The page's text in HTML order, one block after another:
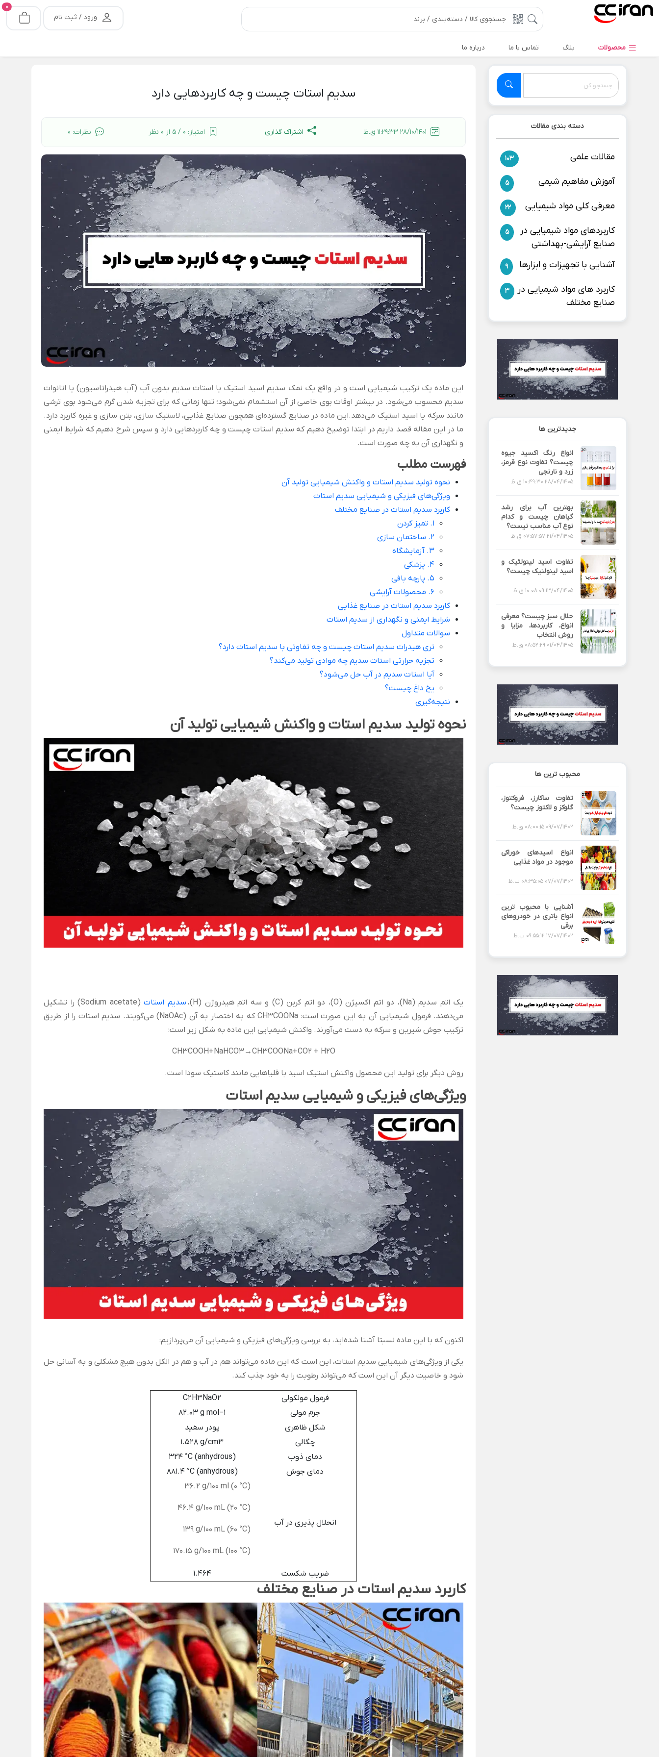
ورود / ثبت نام
0
محصولات بلاگ تماس با ما درباره ما
دسته بندی مقالات
مقالات علمی 103
آموزش مفاهیم شیمی 5
معرفی کلی مواد شیمیایی 22
کاربردهای مواد شیمیایی در
صنایع آرایشی-بهداشتی
5
آشنایی با تجهیزات و ابزارها 9
کاربرد های مواد شیمیایی در
صنایع مختلف
3
جدیدترین ها
انواع رنگ اکسید جیوه
چیست؟ تفاوت نوع قرمز،
زرد و نارنجی
28/04/1405 10:49:30 ق.ظ
بهترین آب برای رشد
گیاهان چیست و کدام
نوع آب مناسب نیست؟
21/04/1405 07:57:57 ق.ظ
تفاوت اسید لینولئیک و
اسید لینولنیک چیست؟
13/04/1405 10:08:09 ق.ظ
حلال سبز چیست؟ معرفی
انواع، کاربردها، مزایا و
روش انتخاب
01/04/1405 08:52:29 ق.ظ
محبوب ترین ها
تفاوت ساکارز، فروکتوز،
گلوکز و لاکتوز چیست؟
09/07/1402 08:00:15 ق.ظ
انواع اسیدهای خوراکی
موجود در مواد غذایی
07/07/1402 08:35:05 ب.ظ
آشنایی با محبوب ترین
انواع باتری در خودروهای
برقی
17/07/1402 09:55:12 ب.ظ
سدیم استات چیست و چه کاربردهایی دارد
اشتراک گذاری امتیاز: 0 / 5 از 0 نظر نظرات: 0
این ماده یک ترکیب شیمیایی است و در واقع یک نمک سدیم اسید استیک یا استات سدیم بدون آب (آب هیدراتاسیون) یا اتانوات
سدیم محسوب می‌شود. در بیشتر اوقات بوی خاصی از آن استشمام نمی‌شود؛ تنها زمانی که برای تجزیه شدن گرم می‌شود بوی ترشی
مانند سرکه یا اسید استیک می‌دهد.این ماده در صنایع گسترده‌ای همچون صنایع غذایی، لاستیک سازی، بتن سازی و غیره کاربرد دارد.
ما در این مقاله قصد داریم در ابتدا توضیح دهیم که سدیم استات چیست و چه کاربردهایی دارد و سپس شرح دهیم که شرایط ایمنی
و نگهداری آن به چه صورت است.
فهرست مطلب
نحوه تولید سدیم استات و واکنش شیمیایی تولید آن
ویژگی‌های فیزیکی و شیمیایی سدیم استات
کاربرد سدیم استات در صنایع مختلف
1. تمیز کردن
2. ساختمان سازی
3. آزمایشگاه
4. پزشکی
5. پارچه بافی
6. محصولات آرایشی
کاربرد سدیم استات در صنایع غذایی
شرایط ایمنی و نگهداری از سدیم استات
سوالات متداول
تری هیدرات سدیم استات چیست و چه تفاوتی با سدیم استات دارد؟
تجزیه حرارتی استات سدیم چه موادی تولید می‌کند؟
آیا استات سدیم در آب حل می‌شود؟
یخ داغ چیست؟
نتیجه‌گیری
نحوه تولید سدیم استات و واکنش شیمیایی تولید آن
یک اتم سدیم (Na)، دو اتم اکسیژن (O)، دو اتم کربن (C) و سه اتم هیدروژن (H)، سدیم استات
(Sodium acetate) را تشکیل
می‌دهند. فرمول شیمیایی آن به این صورت است: CH3COONa که به اختصار به آن (NaOAc) می‌گویند. سدیم استات را از طریق
ترکیب جوش شیرین و سرکه به دست می‌آورند. واکنش شیمیایی این ماده به شکل زیر است:
CH3COOH+NaHCO3→CH3COONa+CO2 + H2O
روش دیگر برای تولید این محصول واکنش استیک اسید با قلیاهایی مانند کاستیک سودا است.
ویژگی‌های فیزیکی و شیمیایی سدیم استات
اکنون که با این ماده نسبتا آشنا شده‌اید، به بررسی ویژگی‌های فیزیکی و شیمیایی آن می‌پردازیم:
یکی از ویژگی‌های شیمیایی سدیم استات، این است که این ماده می‌تواند هم در آب و هم در الکل بدون هیچ مشکلی و به آسانی حل
شود و خاصیت دیگر آن این است که می‌تواند رطوبت را به خود جذب کند.
فرمول مولکولی
C2H3NaO۲
جرم مولی
82.03 g mol−1
شکل ظاهری
پودر سفید
چگالی
1.528 g/cm3
دمای ذوب
324 °C (anhydrous)
دمای جوش
881.4 °C (anhydrous)
انحلال پذیری در آب
36.2 g/100 ml (0 °C)
46.4 g/100 mL (20 °C)
139 g/100 mL (60 °C)
170.15 g/100 mL (100 °C)
ضریب شکست 1.464
کاربرد سدیم استات در صنایع مختلف